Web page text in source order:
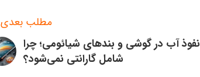
مطلب بعدی
نفوذ آب در گوشی‌ و بندهای شیائومی؛ چرا
شامل گارانتی نمی‌شود؟